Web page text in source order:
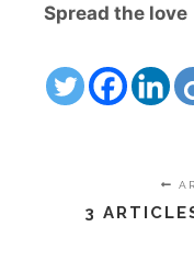
Spread the love
3